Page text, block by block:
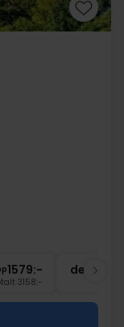
1579:-
3158:-
dec